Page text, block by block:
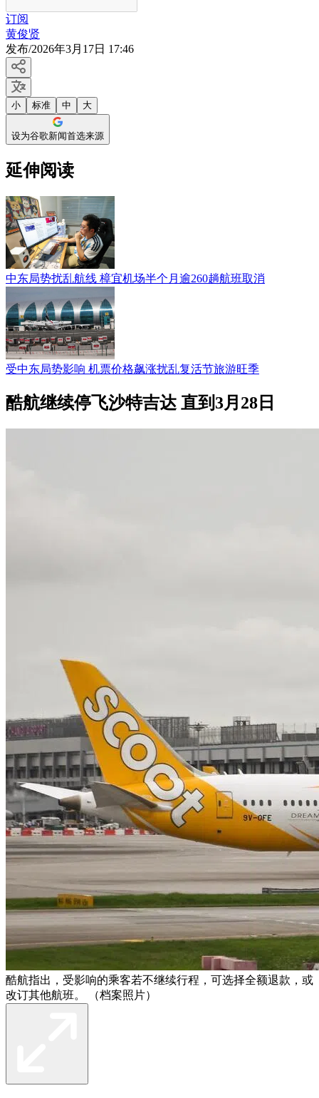
订阅
黄俊贤
发布/2026年3月17日 17:46
小 标准 中 大
设为谷歌新闻首选来源
延伸阅读
中东局势扰乱航线 樟宜机场半个月逾260趟航班取消
受中东局势影响 机票价格飙涨扰乱复活节旅游旺季
酷航继续停飞沙特吉达 直到3月28日
酷航指出，受影响的乘客若不继续行程，可选择全额退款，或
改订其他航班。 （档案照片）